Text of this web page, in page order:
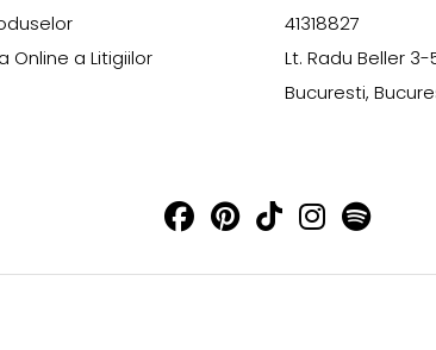
Online a Litigiilor
41318827
Lt. Radu Beller 3-
Bucuresti,